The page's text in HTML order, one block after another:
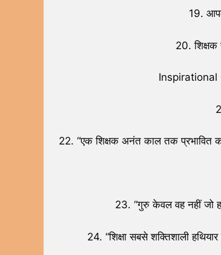
19.
20. शिक्षक
Inspirational
22. “एक शिक्षक अनंत काल तक प्रभावित
23. “गुरु केवल वह नहीं जो
24. “शिक्षा सबसे शक्तिशाली